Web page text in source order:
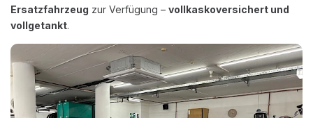
Ersatzfahrzeug zur Verfügung – vollkaskoversichert und
vollgetankt.